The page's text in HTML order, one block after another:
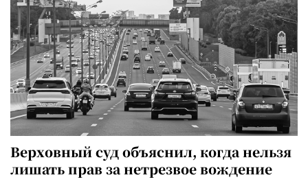
Верховный суд объяснил, когда нельзя
лишать прав за нетрезвое вождение